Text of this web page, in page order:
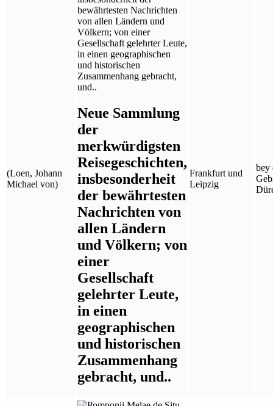
(Loen, Johann
Michael von)
Neue Sammlung
der
merkwürdigsten
Reisegeschichten,
insbesonderheit
der bewährtesten
Nachrichten von
allen Ländern
und Völkern; von
einer
Gesellschaft
gelehrter Leute,
in einen
geographischen
und historischen
Zusammenhang
gebracht, und..
Frankfurt und
Leipzig
bey